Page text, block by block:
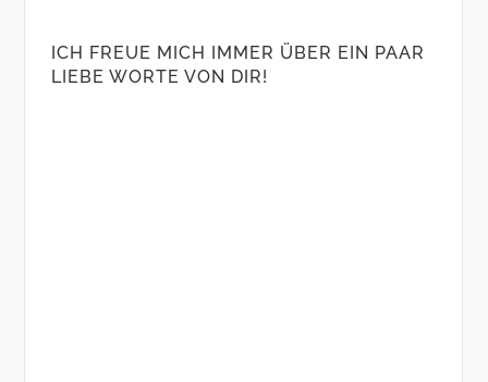
ICH FREUE MICH IMMER ÜBER EIN PAAR
LIEBE WORTE VON DIR!